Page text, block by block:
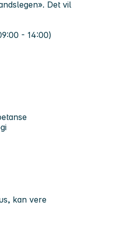
Det vil
- 14:00)
kan vere